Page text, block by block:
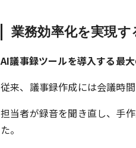
業務効率化を実現
AI議事録ツールを導入する最
従来、議事録作成には会議時
担当者が録音を聞き直し、手
た。